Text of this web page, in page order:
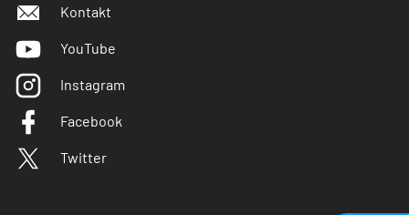
Kontakt
YouTube
Instagram
Facebook
Twitter